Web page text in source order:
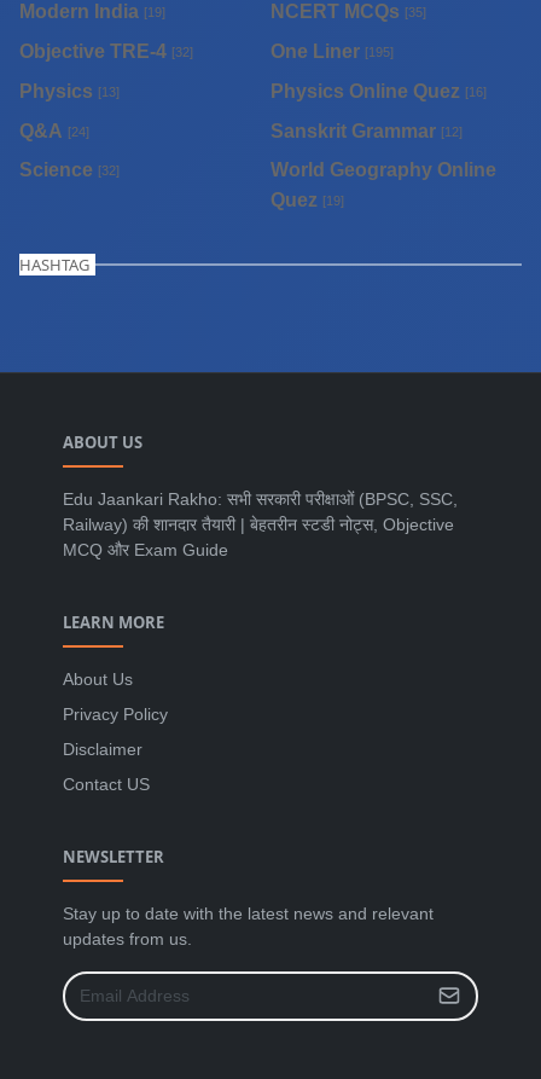
Modern India [19] NCERT MCQs [35]
Objective TRE-4 [32] One Liner [195]
Physics [13] Physics Online Quez [16]
Q&A [24] Sanskrit Grammar [12]
Science [32]
World Geography Online
Quez [19]
HASHTAG
ABOUT US
Edu Jaankari Rakho: सभी सरकारी परीक्षाओं (BPSC, SSC,
Railway) की शानदार तैयारी | बेहतरीन स्टडी नोट्स, Objective
MCQ और Exam Guide
LEARN MORE
About Us
Privacy Policy
Disclaimer
Contact US
NEWSLETTER
Stay up to date with the latest news and relevant
updates from us.